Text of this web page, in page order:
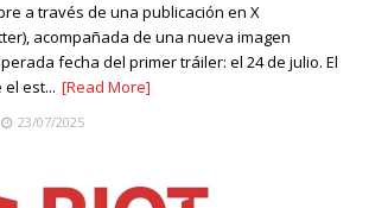
a través de una publicación en X
acompañada de una nueva imagen
fecha del primer tráiler: el 24 de julio. El
est... [Read More]
23/07/2025